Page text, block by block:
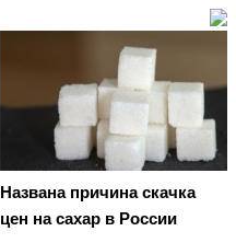
Названа причина скачка
цен на сахар в России